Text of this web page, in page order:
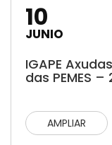
10
JUNIO
IGAPE
das PEMES –
AMPLIAR